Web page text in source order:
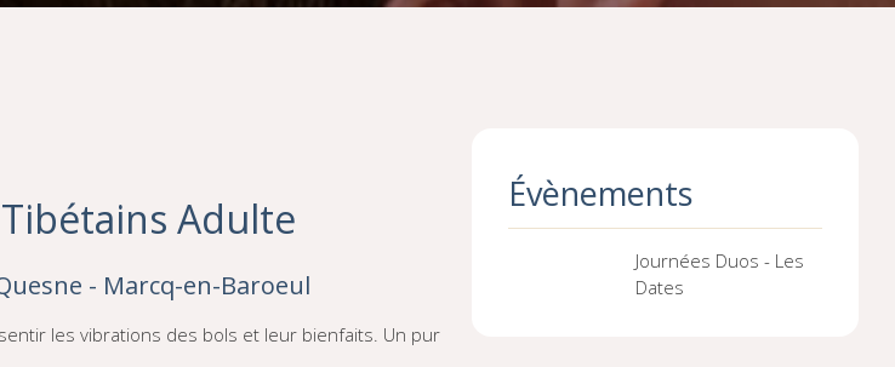
Adulte
- Marcq-en-Baroeul
les vibrations des bols et leur bienfaits. Un pur
Évènements
Journées Duos - Les
Dates